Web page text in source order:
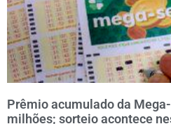
Prêmio acumulado da
milhões; sorteio acontece